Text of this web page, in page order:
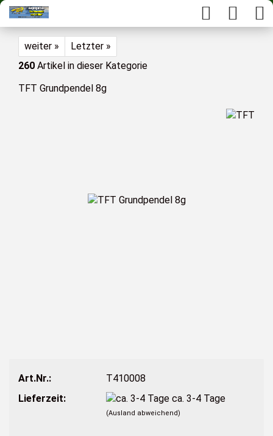
weiter »
Letzter »
260 Artikel in dieser Kategorie
TFT Grundpendel 8g
Art.Nr.:
T410008
Lieferzeit:
ca. 3-4 Tage
(Ausland abweichend)